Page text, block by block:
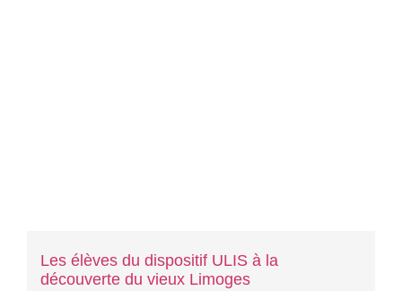
Les élèves du dispositif ULIS à la
découverte du vieux Limoges